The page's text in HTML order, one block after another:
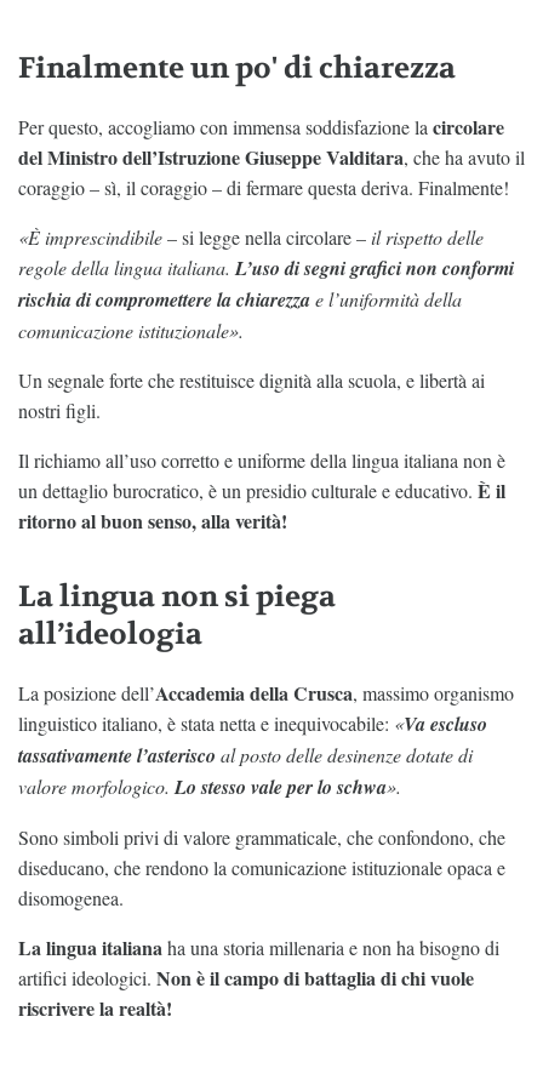
Finalmente un po' di chiarezza
Per questo, accogliamo con immensa soddisfazione la circolare
del Ministro dell’Istruzione Giuseppe Valditara, che ha avuto il
coraggio – sì, il coraggio – di fermare questa deriva. Finalmente!
«È imprescindibile– si legge nella circolare – il rispetto delle
regole della lingua italiana. L’uso di segni grafici non conformi
rischia di compromettere la chiarezzae l’uniformità della
comunicazione istituzionale».
Un segnale forte che restituisce dignità alla scuola, e libertà ai
nostri figli.
Il richiamo all’uso corretto e uniforme della lingua italiana non è
un dettaglio burocratico, è un presidio culturale e educativo. È il
ritorno al buon senso, alla verità!
La lingua non si piega
all’ideologia
La posizione dell’Accademia della Crusca, massimo organismo
linguistico italiano, è stata netta e inequivocabile: «Va escluso
tassativamente l’asterisco al posto delle desinenze dotate di
valore morfologico. Lo stesso vale per lo schwa».
Sono simboli privi di valore grammaticale, che confondono, che
diseducano, che rendono la comunicazione istituzionale opaca e
disomogenea.
La lingua italiana ha una storia millenaria e non ha bisogno di
artifici ideologici. Non è il campo di battaglia di chi vuole
riscrivere la realtà!